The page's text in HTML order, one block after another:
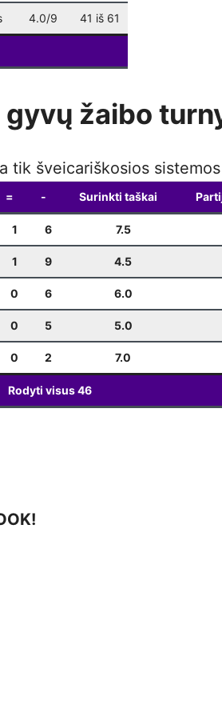
12-22 19:00
12-28 19:00
4.0/9 41 iš 61
žaibo
tik šveicariškosios
= - Surinkti taškai
1 6 7.5
1 9 4.5
0 6 6.0
0 5 5.0
0 2 7.0
Rodyti visus46